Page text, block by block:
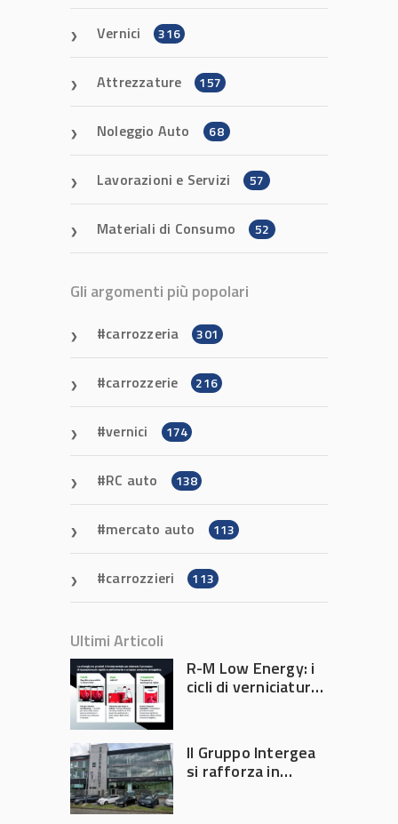
Vernici 316
Attrezzature 157
Noleggio Auto 68
Lavorazioni e Servizi 57
Materiali di Consumo 52
Gli argomenti più popolari
carrozzeria 301
carrozzerie 216
vernici 174
RC auto 138
mercato auto 113
carrozzieri 113
Ultimi Articoli
R-M Low Energy: i
cicli di verniciatura
tempi e costi in
carrozzeria
Il Gruppo Intergea
si rafforza in